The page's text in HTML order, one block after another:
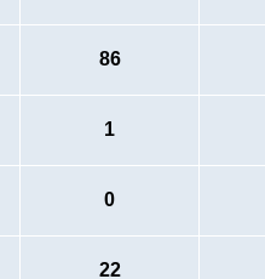
86
1
0
22